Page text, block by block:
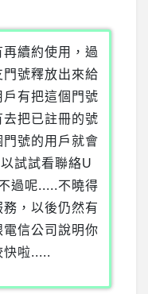
續約使用，過
號釋放出來給
有把這個門號
把已註冊的號
號的用戶就會
試試看聯絡U
過呢.....不曉得
，以後仍然有
信公司說明你
快啦.....